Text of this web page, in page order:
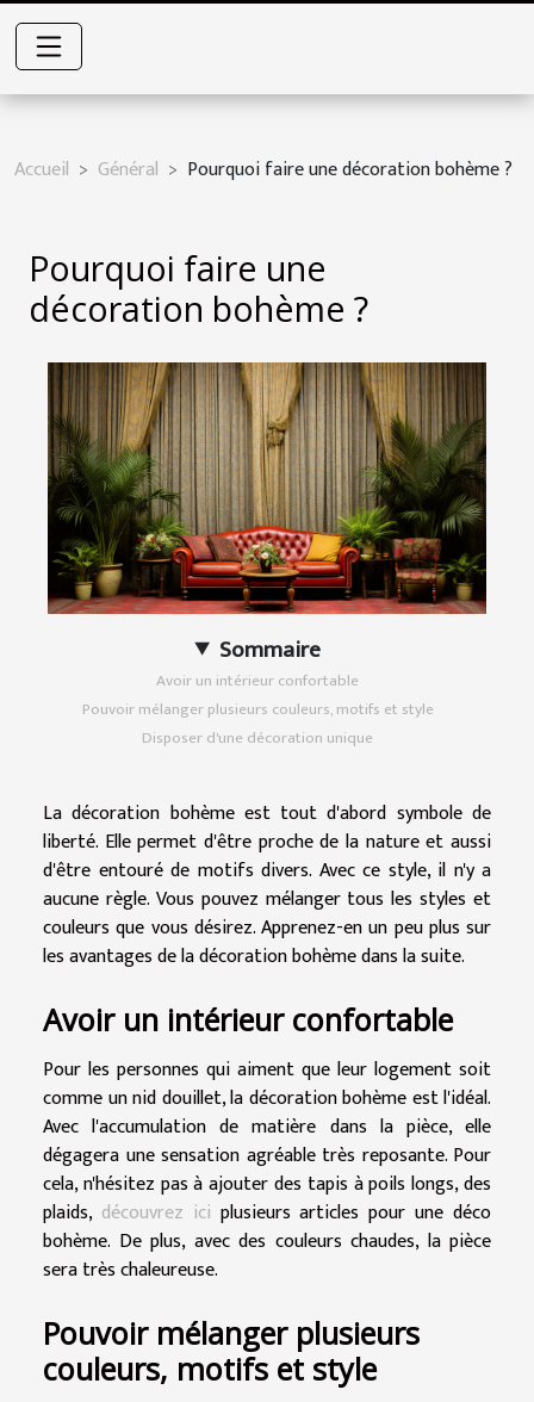
Accueil Général Pourquoi faire une décoration bohème ?
Pourquoi faire une
décoration bohème ?
Sommaire
Avoir un intérieur confortable
Pouvoir mélanger plusieurs couleurs, motifs et style
Disposer d'une décoration unique
La décoration bohème est tout d'abord symbole de
liberté. Elle permet d'être proche de la nature et aussi
d'être entouré de motifs divers. Avec ce style, il n'y a
aucune règle. Vous pouvez mélanger tous les styles et
couleurs que vous désirez. Apprenez-en un peu plus sur
les avantages de la décoration bohème dans la suite.
Avoir un intérieur confortable
Pour les personnes qui aiment que leur logement soit
comme un nid douillet, la décoration bohème est l'idéal.
Avec l'accumulation de matière dans la pièce, elle
dégagera une sensation agréable très reposante. Pour
cela, n'hésitez pas à ajouter des tapis à poils longs, des
plaids, découvrez ici plusieurs articles pour une déco
bohème. De plus, avec des couleurs chaudes, la pièce
sera très chaleureuse.
Pouvoir mélanger plusieurs
couleurs, motifs et style